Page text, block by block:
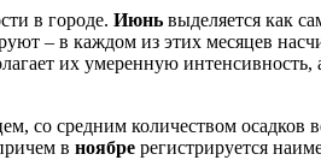
в городе. Июнь выделяется как
– в каждом из этих месяцев
их умеренную
со средним количеством осадков
в ноябре регистрируется